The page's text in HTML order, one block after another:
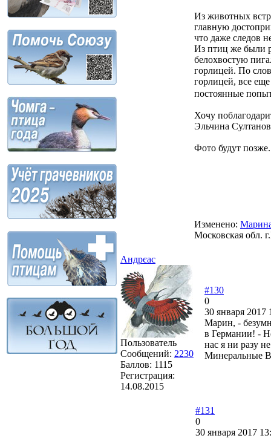
Из животных
главную
что даже следов
Из птиц же были
белохвостую
горлицей. По
горлицей, все
постоянные
Хочу
Эльчина
Фото будут позже.
Изменено:
Московская обл.
Андрєас
Пользователь
Сообщений: 2230
Баллов: 1115
Регистрация:
14.08.2015
#130
0
30 января 2017
Марин, -
в Германии! -
нас я ни разу
Минеральные
#131
0
30 января 2017